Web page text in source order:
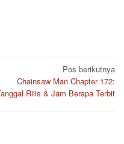
Pos berikutnya
Chainsaw Man Chapter 172:
Rilis & Jam Berapa Terbit